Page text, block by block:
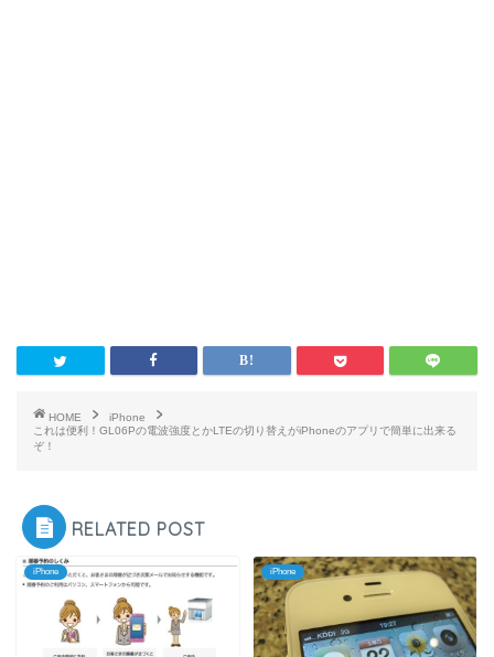
HOME
iPhone
これは便利！GL06Pの電波強度とかLTEの切り替えがiPhoneのアプリで簡単に出来る
ぞ！
RELATED POST
iPhone iPhone